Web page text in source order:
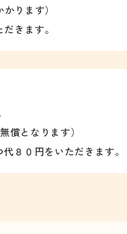
ります）
きます。
償となります）
８０円をいただきます。